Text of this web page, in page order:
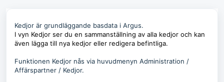
Kedjor är grundläggande basdata i Argus.
I vyn Kedjor ser du en sammanställning av alla kedjor och kan
även lägga till nya kedjor eller redigera befintliga.
Funktionen Kedjor nås via huvudmenyn Administration /
Affärspartner / Kedjor.